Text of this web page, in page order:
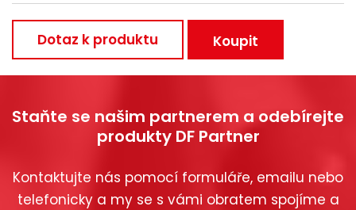
Dotaz k produktu Koupit
Staňte se našim partnerem a odebírejte
produkty DF Partner
Kontaktujte nás pomocí formuláře, emailu nebo
telefonicky a my se s vámi obratem spojíme a